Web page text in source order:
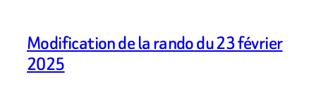
Modification de la rando du 23 février
2025